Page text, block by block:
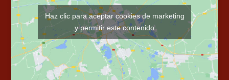
Haz clic para aceptar cookies de marketing
y permitir este contenido